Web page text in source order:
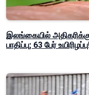
இலங்கையில்
பாதிப்பு; 63 பேர்